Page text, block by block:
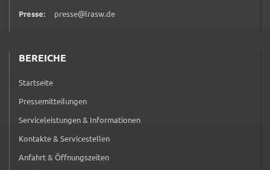
Presse:
presse@lrasw.de
BEREICHE
Startseite
Pressemitteilungen
Serviceleistungen & Informationen
Kontakte & Servicestellen
Anfahrt & Öffnungszeiten